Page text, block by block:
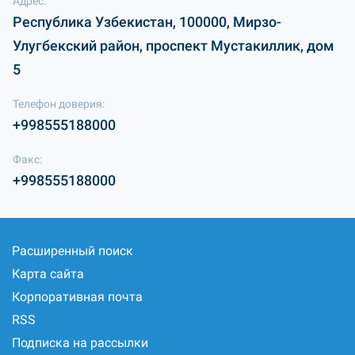
Республика Узбекистан, 100000, Мирзо-
Улугбекский район, проспект Мустакиллик, дом
5
Телефон доверия:
+998555188000
Факс:
+998555188000
Расширенный поиск
Карта сайта
Корпоративная почта
RSS
Подписка на рассылки